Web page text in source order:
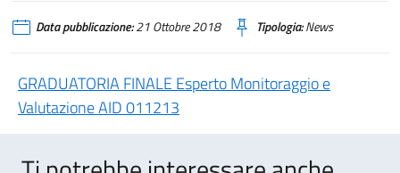
Data pubblicazione:21 Ottobre 2018 Tipologia:News
GRADUATORIA FINALE Esperto Monitoraggio e
Valutazione AID 011213